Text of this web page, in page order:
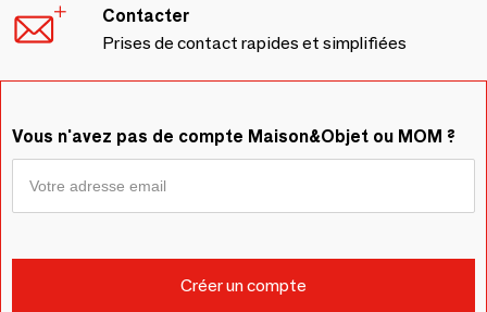
Contacter
Prises de contact rapides et simplifiées
Vous n'avez pas de compte Maison&Objet ou MOM ?